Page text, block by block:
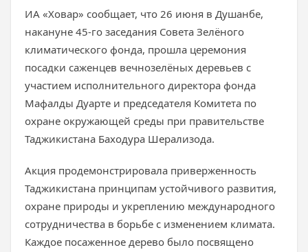
ИА «Ховар» сообщает, что 26 июня в Душанбе,
накануне 45-го заседания Совета Зелёного
климатического фонда, прошла церемония
посадки саженцев вечнозелёных деревьев с
участием исполнительного директора фонда
Мафалды Дуарте и председателя Комитета по
охране окружающей среды при правительстве
Таджикистана Баходура Шерализода.
Акция продемонстрировала приверженность
Таджикистана принципам устойчивого развития,
охране природы и укреплению международного
сотрудничества в борьбе с изменением климата.
Каждое посаженное дерево было посвящено